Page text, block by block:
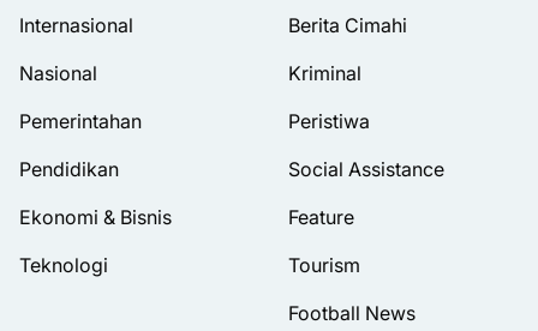
Internasional
Nasional
Pemerintahan
Pendidikan
Ekonomi & Bisnis
Teknologi
Berita Cimahi
Kriminal
Peristiwa
Social Assistance
Feature
Tourism
Football News